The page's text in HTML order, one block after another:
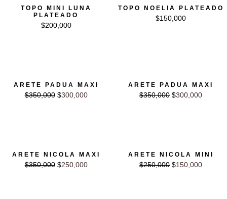
TOPO MINI LUNA
PLATEADO
$200,000
TOPO NOELIA PLATEADO
$150,000
ARETE PADUA MAXI
$350,000 $300,000
ARETE PADUA MAXI
$350,000 $300,000
ARETE NICOLA MAXI
$350,000 $250,000
ARETE NICOLA MINI
$250,000 $150,000